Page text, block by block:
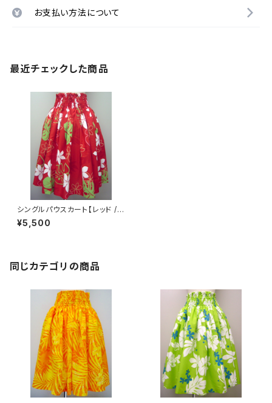
お支払い方法について
最近チェックした商品
シングルパウスカート【レッド /
プルメリア・モンステラ】
¥5,500
同じカテゴリの商品